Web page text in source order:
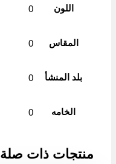
اللون 0
المقاس 0
بلد المنشأ 0
الخامه 0
منتجات ذات صلة